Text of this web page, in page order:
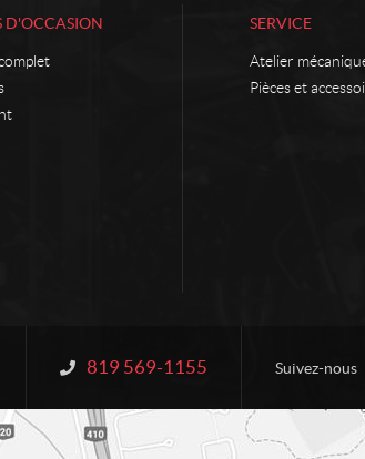
D'OCCASION SERVICE
Atelier
Pièces et
Information :
819 569-1155 Suivez-nous